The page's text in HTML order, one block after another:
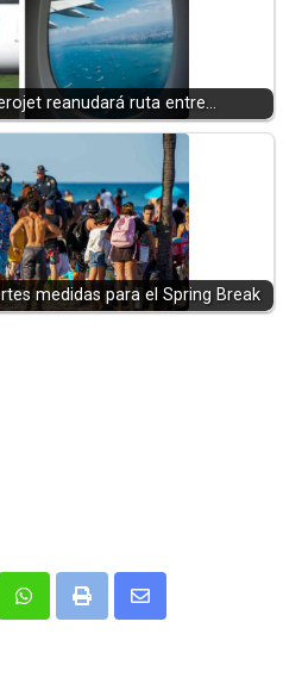
reanudará ruta entre…
medidas para el Spring Break
WhatsappPrint
Share